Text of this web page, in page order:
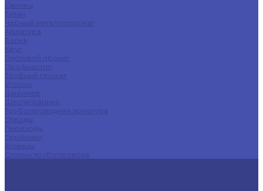
Свинец
Титан
Черный металлопрокат
Арматура
Балка
Круг
Листовой прокат
Профнастил
Трубный прокат
Уголок
Швеллер
Шестигранник
Трубопроводная арматура
Отводы
Переходы
Тройники
Фланцы
Опоры трубопровода